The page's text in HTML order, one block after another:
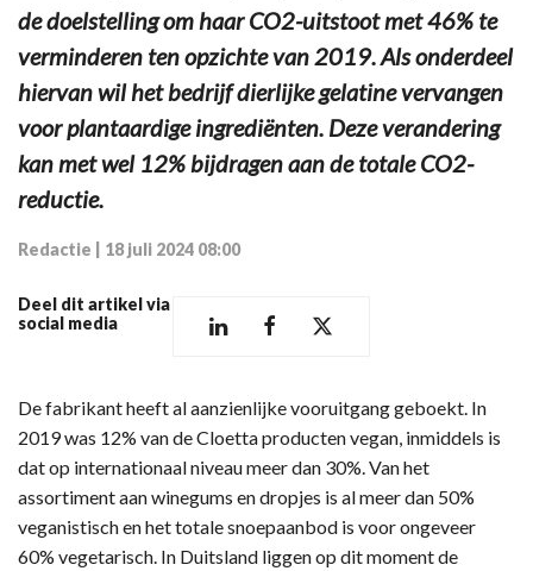
de doelstelling om haar CO2-uitstoot met 46% te
verminderen ten opzichte van 2019. Als onderdeel
hiervan wil het bedrijf dierlijke gelatine vervangen
voor plantaardige ingrediënten. Deze verandering
kan met wel 12% bijdragen aan de totale CO2-
reductie.
Redactie 18 juli 2024 08:00
Deel dit artikel via
social media
De fabrikant heeft al aanzienlijke vooruitgang geboekt. In
2019 was 12% van de Cloetta producten vegan, inmiddels is
dat op internationaal niveau meer dan 30%. Van het
assortiment aan winegums en dropjes is al meer dan 50%
veganistisch en het totale snoepaanbod is voor ongeveer
60% vegetarisch. In Duitsland liggen op dit moment de